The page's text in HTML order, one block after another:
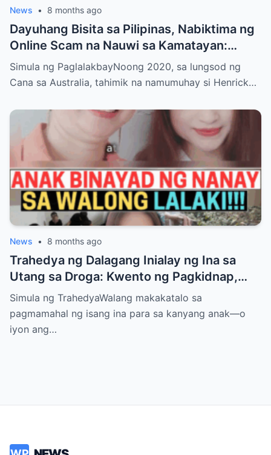
News • 8 months ago
Dayuhang Bisita sa Pilipinas, Nabiktima ng
Online Scam na Nauwi sa Kamatayan:
Kwento ng Pagkakanulo at Trahedya
Simula ng PaglalakbayNoong 2020, sa lungsod ng
Cana sa Australia, tahimik na namumuhay si Henrick…
News • 8 months ago
Trahedya ng Dalagang Inialay ng Ina sa
Utang sa Droga: Kwento ng Pagkidnap,
Pananamantala, at Pagpatay kay Camille
Simula ng TrahedyaWalang makakatalo sa
pagmamahal ng isang ina para sa kanyang anak—o
iyon ang…